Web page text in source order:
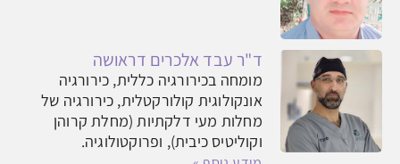
ד"ר עבד אלכרים דראושה
מומחה בכירורגיה כללית, כירורגיה
אונקולוגית קולורקטלית, כירורגיה של
מחלות מעי דלקתיות (מחלת קרוהן
וקוליטיס כיבית), ופרוקטולוגיה.